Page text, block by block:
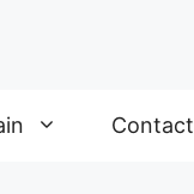
Contact